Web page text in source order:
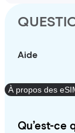
Aide
À propos des
Qu’est-ce